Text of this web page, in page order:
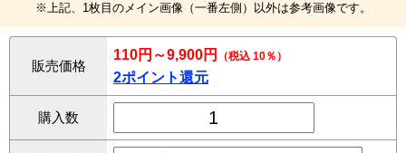
※上記、1枚目のメイン画像（一番左側）以外は参考画像です。
販売価格
110円～9,900円 （税込 10％）
2ポイント還元
購入数